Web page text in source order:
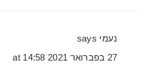
נעמי says
27 בפברואר 2021 at 14:58